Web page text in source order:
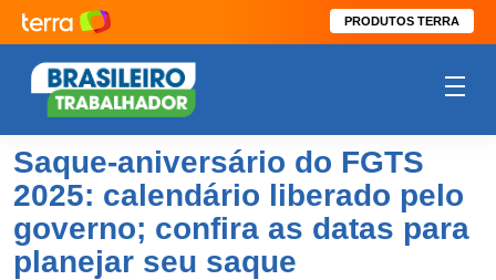
PRODUTOS TERRA
Saque-aniversário do FGTS
2025: calendário liberado pelo
governo; confira as datas para
planejar seu saque